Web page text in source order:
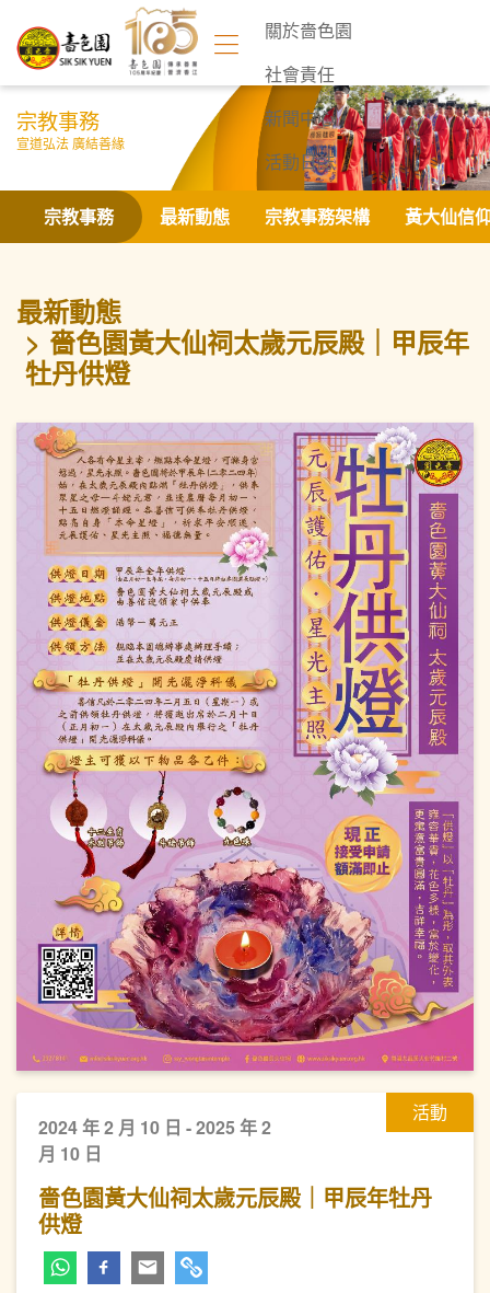
關於嗇色園
社會責任
新聞中心
活動日誌
聯絡我們
宗教事務
宣道弘法 廣結善緣
宗教事務 最新動態 宗教事務架構 黃大仙信
最新動態
嗇色園黃大仙祠太歲元辰殿｜甲辰年
牡丹供燈
活動
2024 年 2 月 10 日 - 2025 年 2
月 10 日
嗇色園黃大仙祠太歲元辰殿｜甲辰年牡丹
供燈